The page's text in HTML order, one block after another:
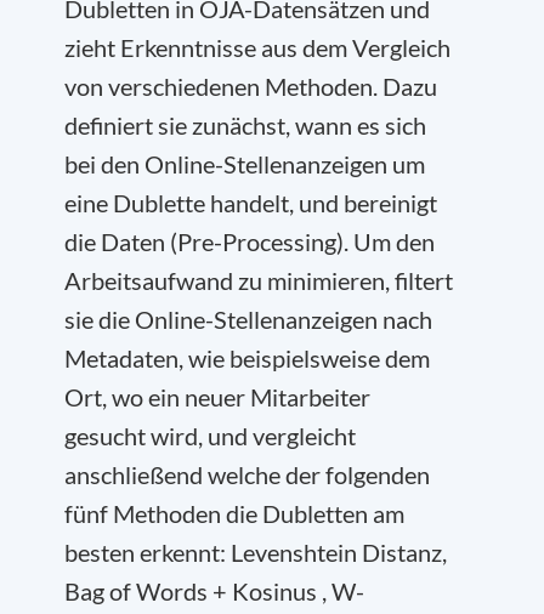
Dubletten in OJA-Datensätzen und
zieht Erkenntnisse aus dem Vergleich
von verschiedenen Methoden. Dazu
definiert sie zunächst, wann es sich
bei den Online-Stellenanzeigen um
eine Dublette handelt, und bereinigt
die Daten (Pre-Processing). Um den
Arbeitsaufwand zu minimieren, filtert
sie die Online-Stellenanzeigen nach
Metadaten, wie beispielsweise dem
Ort, wo ein neuer Mitarbeiter
gesucht wird, und vergleicht
anschließend welche der folgenden
fünf Methoden die Dubletten am
besten erkennt: Levenshtein Distanz,
Bag of Words + Kosinus , W-